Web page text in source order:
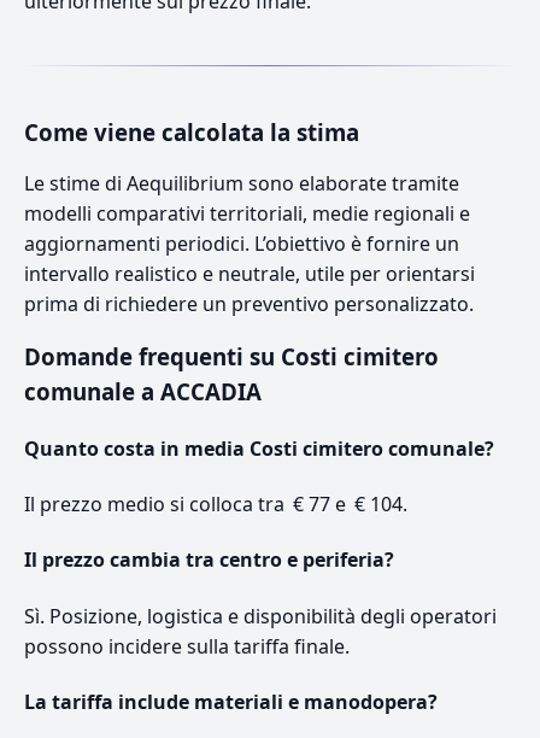
Come viene calcolata la stima
Le stime di Aequilibrium sono elaborate tramite
modelli comparativi territoriali, medie regionali e
aggiornamenti periodici. L’obiettivo è fornire un
intervallo realistico e neutrale, utile per orientarsi
prima di richiedere un preventivo personalizzato.
Domande frequenti su Costi cimitero
comunale a ACCADIA
Quanto costa in media Costi cimitero comunale?
Il prezzo medio si colloca tra € 77 e € 104.
Il prezzo cambia tra centro e periferia?
Sì. Posizione, logistica e disponibilità degli operatori
possono incidere sulla tariffa finale.
La tariffa include materiali e manodopera?